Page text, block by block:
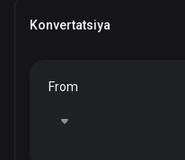
Konvertatsiya
From